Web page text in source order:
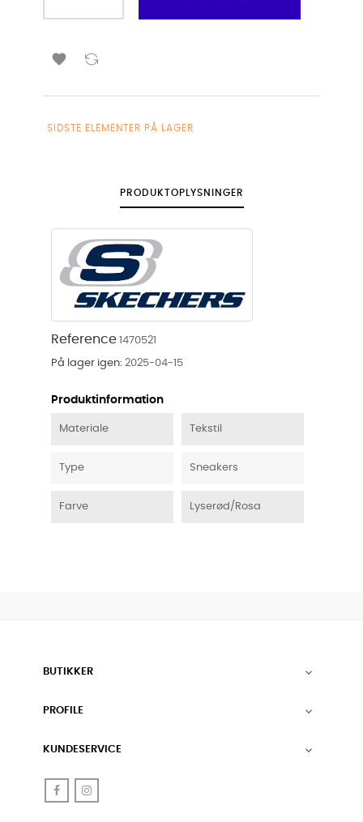

SIDSTE ELEMENTER PÅ LAGER
PRODUKTOPLYSNINGER
Reference 1470521
På lager igen: 2025-04-15
Produktinformation
Materiale Tekstil
Type Sneakers
Farve Lyserød/Rosa
BUTIKKER 
PROFILE 
KUNDESERVICE 
Facebook